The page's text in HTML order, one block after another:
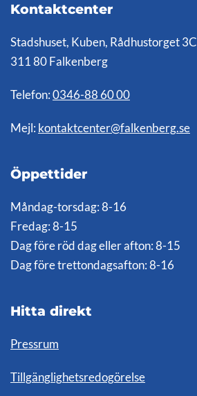
Kontaktcenter
Stadshuset, Kuben, Rådhustorget 3C
311 80 Falkenberg
Telefon: 0346-88 60 00
Mejl: kontaktcenter@falkenberg.se
Öppettider
Måndag-torsdag: 8-16
Fredag: 8-15
Dag före röd dag eller afton: 8-15
Dag före trettondagsafton: 8-16
Hitta direkt
Pressrum
Tillgänglighetsredogörelse